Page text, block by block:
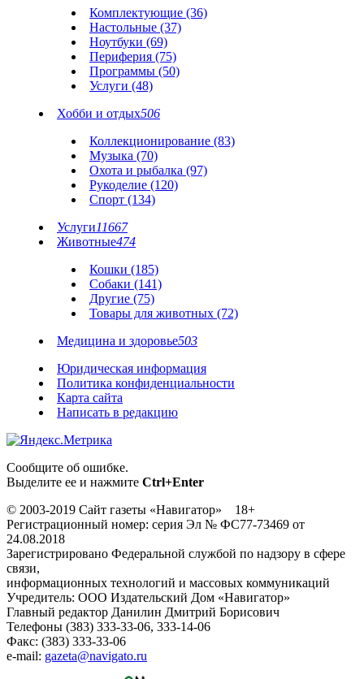
Комплектующие (36)
Настольные (37)
Ноутбуки (69)
Периферия (75)
Программы (50)
Услуги (48)
Хобби и отдых506
Коллекционирование (83)
Музыка (70)
Охота и рыбалка (97)
Рукоделие (120)
Спорт (134)
Услуги11667
Животные474
Кошки (185)
Собаки (141)
Другие (75)
Товары для животных (72)
Медицина и здоровье503
Юридическая информация
Политика конфиденциальности
Карта сайта
Написать в редакцию
Сообщите об ошибке.
Выделите ее и нажмите Ctrl+Enter
© 2003-2019 Сайт газеты «Навигатор» 18+
Регистрационный номер: серия Эл № ФС77-73469 от
24.08.2018
Зарегистрировано Федеральной службой по надзору в сфере
связи,
информационных технологий и массовых коммуникаций
Учредитель: ООО Издательский Дом «Навигатор»
Главный редактор Данилин Дмитрий Борисович
Телефоны (383) 333-33-06, 333-14-06
Факс: (383) 333-33-06
e-mail: gazeta@navigato.ru